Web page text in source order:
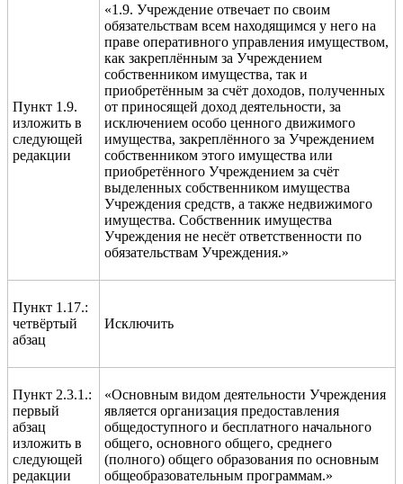
Пункт 1.9.
изложить в
следующей
редакции
«1.9. Учреждение отвечает по своим
обязательствам всем находящимся у него на
праве оперативного управления имуществом,
как закреплённым за Учреждением
собственником имущества, так и
приобретённым за счёт доходов, полученных
от приносящей доход деятельности, за
исключением особо ценного движимого
имущества, закреплённого за Учреждением
собственником этого имущества или
приобретённого Учреждением за счёт
выделенных собственником имущества
Учреждения средств, а также недвижимого
имущества. Собственник имущества
Учреждения не несёт ответственности по
обязательствам Учреждения.»
Пункт 1.17.:
четвёртый
абзац
Исключить
Пункт 2.3.1.:
первый
абзац
изложить в
следующей
редакции
«Основным видом деятельности Учреждения
является организация предоставления
общедоступного и бесплатного начального
общего, основного общего, среднего
(полного) общего образования по основным
общеобразовательным программам.»